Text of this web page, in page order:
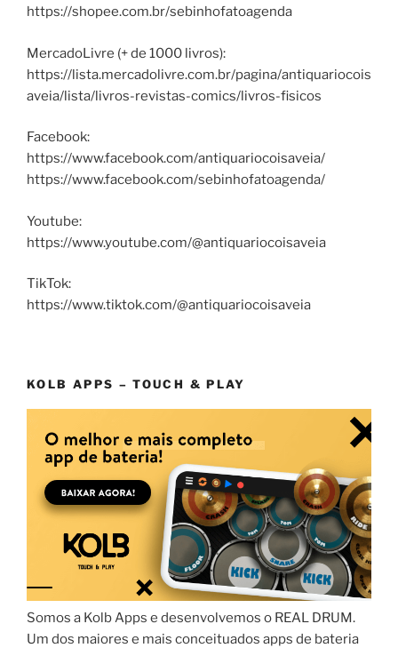
https://shopee.com.br/sebinhofatoagenda
MercadoLivre (+ de 1000 livros):
https://lista.mercadolivre.com.br/pagina/antiquariocois
aveia/lista/livros-revistas-comics/livros-fisicos
Facebook:
https://www.facebook.com/antiquariocoisaveia/
https://www.facebook.com/sebinhofatoagenda/
Youtube:
https://www.youtube.com/@antiquariocoisaveia
TikTok:
https://www.tiktok.com/@antiquariocoisaveia
KOLB APPS – TOUCH & PLAY
Somos a Kolb Apps e desenvolvemos o REAL DRUM.
Um dos maiores e mais conceituados apps de bateria